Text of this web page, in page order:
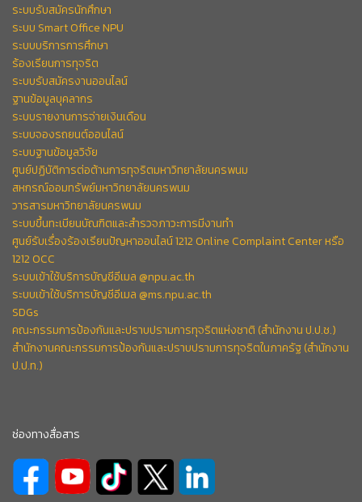
ระบบรับสมัครนักศึกษา
ระบบ Smart Office NPU
ระบบบริการการศึกษา
ร้องเรียนการทุจริต
ระบบรับสมัครงานออนไลน์
ฐานข้อมูลบุคลากร
ระบบรายงานการจ่ายเงินเดือน
ระบบจองรถยนต์ออนไลน์
ระบบฐานข้อมูลวิจัย
ศูนย์ปฏิบัติการต่อต้านการทุจริตมหาวิทยาลัยนครพนม
สหกรณ์ออมทรัพย์มหาวิทยาลัยนครพนม
วารสารมหาวิทยาลัยนครพนม
ระบบขึ้นทะเบียนบัณฑิตและสำรวจภาวะการมีงานทำ
ศูนย์รับเรื่องร้องเรียนปัญหาออนไลน์ 1212 Online Complaint Center หรือ
1212 OCC
ระบบเข้าใช้บริการบัญชีอีเมล @npu.ac.th
ระบบเข้าใช้บริการบัญชีอีเมล @ms.npu.ac.th
SDGs
คณะกรรมการป้องกันและปราบปรามการทุจริตแห่งชาติ (สำนักงาน ป.ป.ช.)
สำนักงานคณะกรรมการป้องกันและปราบปรามการทุจริตในภาครัฐ (สำนักงาน
ป.ป.ท.)
ช่องทางสื่อสาร